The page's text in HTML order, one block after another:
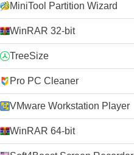
MiniTool Partition Wizard
WinRAR 32-bit
TreeSize
Pro PC Cleaner
VMware Workstation Player
WinRAR 64-bit